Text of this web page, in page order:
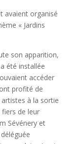
avaient organisé
« Jardins
son apparition,
été installée
accéder
profité de
à la sortie
fiers de leur
Sévénery et